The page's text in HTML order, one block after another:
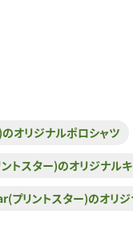
オリジナルポロシャツ
トスター)のオリジナルキ
リントスター)のオリジ